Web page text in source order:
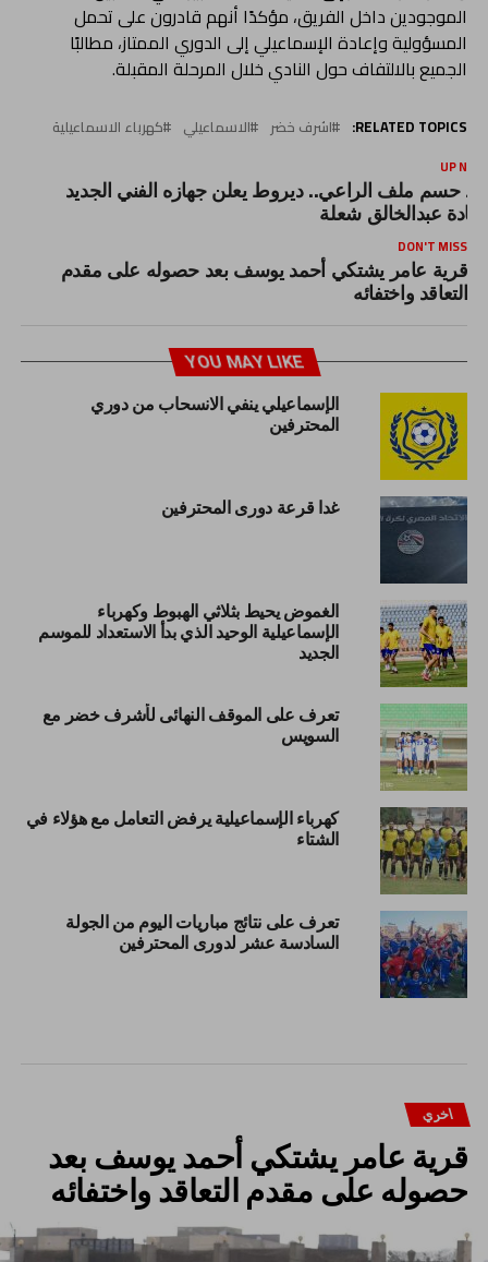
الموجودين داخل الفريق، مؤكدًا أنهم قادرون على تحمل
المسؤولية وإعادة الإسماعيلي إلى الدوري الممتاز، مطالبًا
الجميع بالالتفاف حول النادي خلال المرحلة المقبلة.
RELATED TOPICS: اشرف خضر الاسماعيلي كهرباء الاسماعيلية
UP
حسم ملف الراعي.. ديروط يعلن جهازه الفني الجديد
عبدالخالق شعلة
DON'T MISS
قرية عامر يشتكي أحمد يوسف بعد حصوله على مقدم
التعاقد واختفائه
YOU MAY LIKE
الإسماعيلي ينفي الانسحاب من دوري
المحترفين
غدا قرعة دورى المحترفين
الغموض يحيط بثلاثي الهبوط وكهرباء
الإسماعيلية الوحيد الذي بدأ الاستعداد للموسم
الجديد
تعرف على الموقف النهائى لأشرف خضر مع
السويس
كهرباء الإسماعيلية يرفض التعامل مع هؤلاء في
الشتاء
تعرف على نتائج مباريات اليوم من الجولة
السادسة عشر لدورى المحترفين
اخري
قرية عامر يشتكي أحمد يوسف بعد
حصوله على مقدم التعاقد واختفائه